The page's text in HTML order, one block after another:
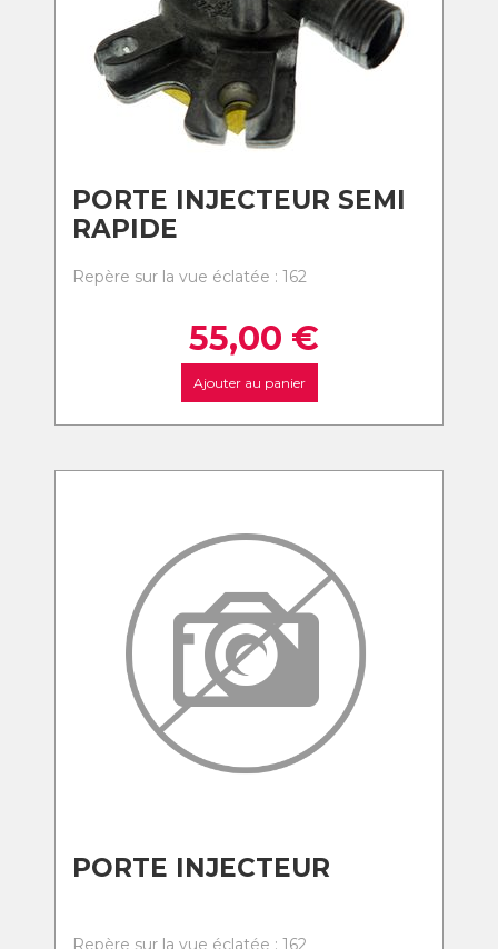
PORTE INJECTEUR SEMI
RAPIDE
Repère sur la vue éclatée : 162
55,00 €
Ajouter au panier
PORTE INJECTEUR
Repère sur la vue éclatée : 162